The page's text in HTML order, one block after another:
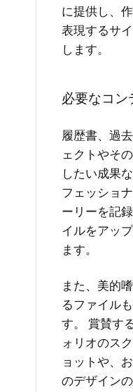
に提供し、
表現するサ
します。
必要なコン
履歴書、過
ェクトやそ
したい成果
フェッショ
ーリーを記
イルをアッ
ます。
また、美的
るファイル
す。 賞賛す
ォリオのス
ョットや、
のデザイン